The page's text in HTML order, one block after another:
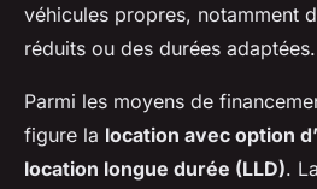
véhicules propres, notamment
réduits ou des durées adaptées.
Parmi les moyens de
figure la location avec option
location longue durée (LLD).